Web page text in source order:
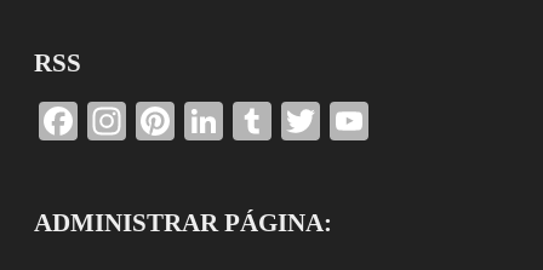
RSS
Facebook
Instagram
Pinterest
LinkedIn
TumblrTwitter
ADMINISTRAR PÁGINA: